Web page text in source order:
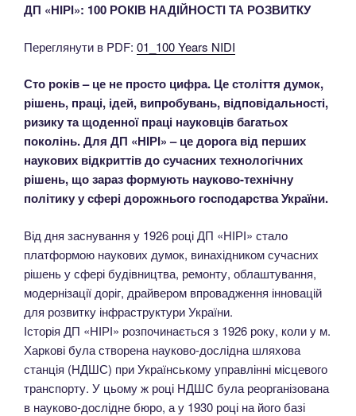
ДП «НІРІ»: 100 РОКІВ НАДІЙНОСТІ ТА РОЗВИТКУ
Переглянути в PDF: 01_100 Years NIDI
Сто років – це не просто цифра. Це століття думок,
рішень, праці, ідей, випробувань, відповідальності,
ризику та щоденної праці науковців багатьох
поколінь. Для ДП «НІРІ» – це дорога від перших
наукових відкриттів до сучасних технологічних
рішень, що зараз формують науково-технічну
політику у сфері дорожнього господарства України.
Від дня заснування у 1926 році ДП «НІРІ» стало
платформою наукових думок, винахідником сучасних
рішень у сфері будівництва, ремонту, облаштування,
модернізації доріг, драйвером впровадження інновацій
для розвитку інфраструктури України.
Історія ДП «НІРІ» розпочинається з 1926 року, коли у м.
Харкові була створена науково-дослідна шляхова
станція (НДШС) при Українському управлінні місцевого
транспорту. У цьому ж році НДШС була реорганізована
в науково-дослідне бюро, а у 1930 році на його базі